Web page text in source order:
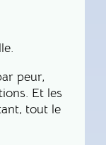
peur,
Et les
tout le